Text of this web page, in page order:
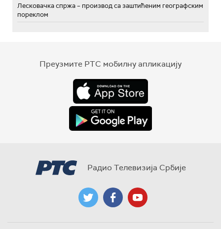
Лесковачка спржа – производ са заштићеним географским
пореклом
Преузмите РТС мобилну апликацију
Радио Телевизија Србије